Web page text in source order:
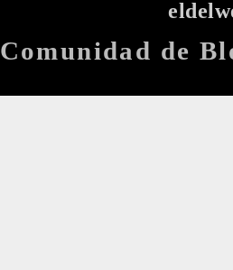
Comunidad de